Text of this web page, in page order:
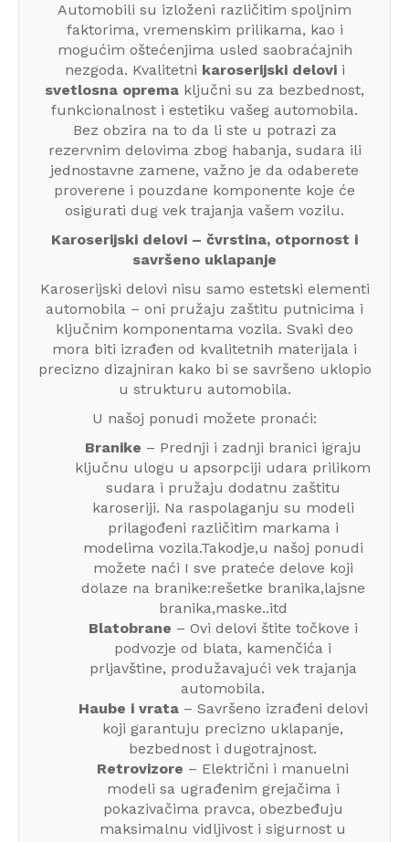
Automobili su izloženi različitim spoljnim
faktorima, vremenskim prilikama, kao i
mogućim oštećenjima usled saobraćajnih
nezgoda. Kvalitetni karoserijski delovii
svetlosna oprema ključni su za bezbednost,
funkcionalnost i estetiku vašeg automobila.
Bez obzira na to da li ste u potrazi za
rezervnim delovima zbog habanja, sudara ili
jednostavne zamene, važno je da odaberete
proverene i pouzdane komponente koje će
osigurati dug vek trajanja vašem vozilu.
Karoserijski delovi – čvrstina, otpornost i
savršeno uklapanje
Karoserijski delovi nisu samo estetski elementi
automobila – oni pružaju zaštitu putnicima i
ključnim komponentama vozila. Svaki deo
mora biti izrađen od kvalitetnih materijala i
precizno dizajniran kako bi se savršeno uklopio
u strukturu automobila.
U našoj ponudi možete pronaći:
Branike – Prednji i zadnji branici igraju
ključnu ulogu u apsorpciji udara prilikom
sudara i pružaju dodatnu zaštitu
karoseriji. Na raspolaganju su modeli
prilagođeni različitim markama i
modelima vozila.Takodje,u našoj ponudi
možete naći I sve prateće delove koji
dolaze na branike:rešetke branika,lajsne
branika,maske..itd
Blatobrane – Ovi delovi štite točkove i
podvozje od blata, kamenčića i
prljavštine, produžavajući vek trajanja
automobila.
Haube i vrata– Savršeno izrađeni delovi
koji garantuju precizno uklapanje,
bezbednost i dugotrajnost.
Retrovizore – Električni i manuelni
modeli sa ugrađenim grejačima i
pokazivačima pravca, obezbeđuju
maksimalnu vidljivost i sigurnost u